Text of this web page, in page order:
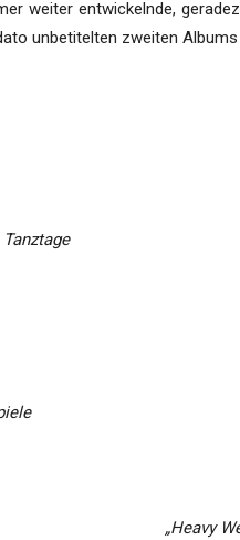
weiter entwickelnde,
unbetitelten zweiten
„Heavy